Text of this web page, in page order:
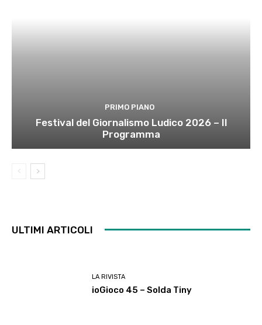
PRIMO PIANO
Festival del Giornalismo Ludico 2026 – Il
Programma
ULTIMI ARTICOLI
LA RIVISTA
ioGioco 45 – Solda Tiny